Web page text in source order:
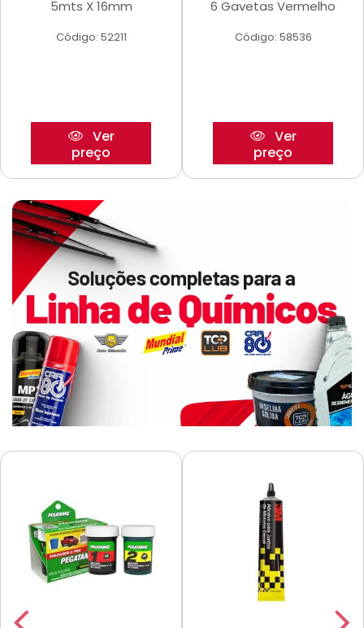
5mts X 16mm
Código: 52211
Ver
preço
6 Gavetas Vermelho
Código: 58536
Ver
preço